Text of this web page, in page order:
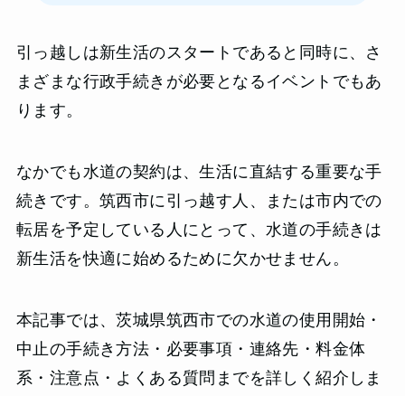
引っ越しは新生活のスタートであると同時に、さ
まざまな行政手続きが必要となるイベントでもあ
ります。
なかでも水道の契約は、生活に直結する重要な手
続きです。筑西市に引っ越す人、または市内での
転居を予定している人にとって、水道の手続きは
新生活を快適に始めるために欠かせません。
本記事では、茨城県筑西市での水道の使用開始・
中止の手続き方法・必要事項・連絡先・料金体
系・注意点・よくある質問までを詳しく紹介しま